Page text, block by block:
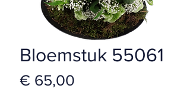
Bloemstuk 55061
€ 65,00